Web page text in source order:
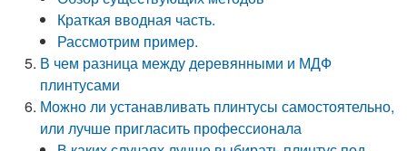
Краткая вводная часть.
Рассмотрим пример.
В чем разница между деревянными и МДФ
плинтусами
Можно ли устанавливать плинтусы самостоятельно,
или лучше пригласить профессионала